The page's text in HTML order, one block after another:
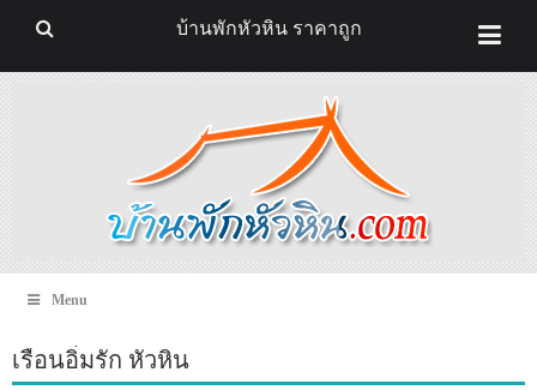
Menu
เรือนอิ่มรัก หัวหิน
บ้านพักหัวหิน ราคาถูก